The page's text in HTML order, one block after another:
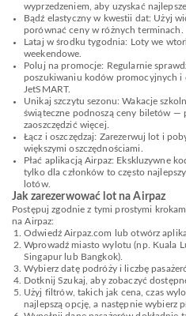
wyprzedzeniem, aby uzyskać
Bądź elastyczny w kwestii dat: Użyj
porównać ceny w różnych terminach.
Lataj w środku tygodnia: Loty we
weekendowe.
Poluj na promocje: Regularnie
poszukiwaniu kodów promocyjnych i
JetSMART.
Unikaj szczytu sezonu: Wakacje
świąteczne podnoszą ceny biletów —
zaoszczędzić więcej.
Łącz i oszczędzaj: Zarezerwuj lot i
większymi oszczędnościami.
Płać aplikacją Airpaz: Ekskluzywne
tylko dla członków to często
lotów.
Jak zarezerwować lot na Airpaz
Postępuj zgodnie z tymi prostymi
na Airpaz:
Odwiedź Airpaz.com lub otwórz
Wprowadź miasto wylotu (np. Kuala
Singapur lub Bangkok).
Wybierz datę podróży i liczbę
Dotknij Szukaj, aby zobaczyć
Użyj filtrów, takich jak cena, czas
najlepszą opcję, a następnie wybierz